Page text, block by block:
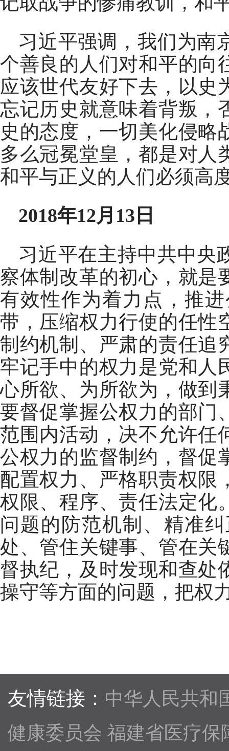
习近平强调，我们为南
个善良的人们对和平的向
应该世代友好下去，以史
忘记历史就意味着背叛，
史的态度，一切美化侵略
多么冠冕堂皇，都是对人
和平与正义的人们必须高
2018年12月13日
习近平在主持中共中央
察体制改革的初心，就是
有效性作为着力点，推
带，压缩权力行使的任性
制约机制、严肃的责任追
牢记手中的权力是党和人
心所欲、为所欲为，做到
要督促掌握公权力的部门
范围内活动，决不允许任
公权力的监督制约，督促
配置权力、严格职责权限
权限、程序、责任法定化
问题的防范机制、精准
处、管住关键事、管在关
督执纪，及时发现和查处
操守等方面的问题，把权
友情链接： 中华人民共和
健康委员会 福建省医疗保